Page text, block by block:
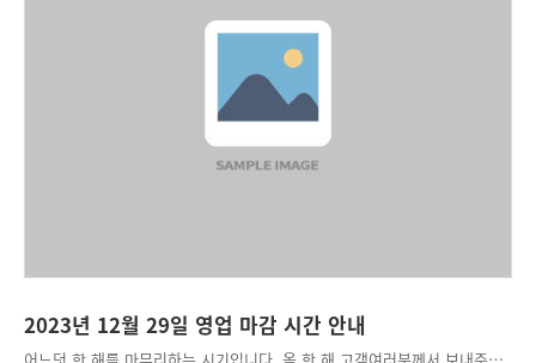
2023년 12월 29일 영업 마감 시간 안내